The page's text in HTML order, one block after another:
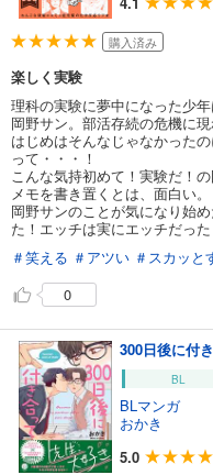
購入済み
楽しく実験
理科の実験に夢中になった少
岡野サン。部活存続の危機に
はじめはそんなじゃなかった
って・・・！
こんな気持初めて！実験だ！
メモを書き置くとは、面白い。
岡野サンのことが気になり始
た！エッチは実にエッチだっ
＃笑える ＃アツい ＃スカッと
0
300日後に付
BL
BLマンガ
おかき
5.0